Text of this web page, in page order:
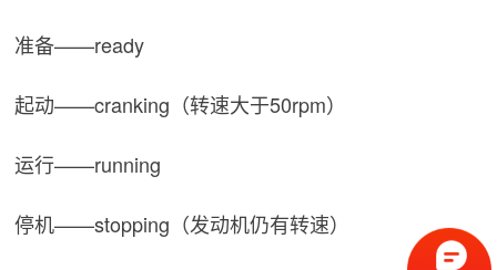
准备——ready
起动——cranking（转速大于50rpm）
运行——running
停机——stopping（发动机仍有转速）